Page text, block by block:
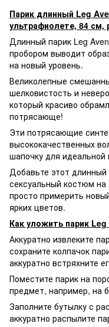
Парик длинный Leg
ультрафиолете, 84 см,
Длинный парик Leg
пробором выводит
на новый уровень.
Великолепные
шелковистость и
который красиво
потрясающе!
Эти потрясающие
высококачественных
шапочку для идеальной
Добавьте этот
сексуальный костюм
просто примерить
ярких цветов.
Как уложить парик
Аккуратно извлеките
сохраните колпачок
аккуратно встряхните
Поместите парик на
предмет, например, на
Заполните бутылку с
аккуратно распылите